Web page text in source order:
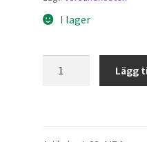
I lager
Lägg